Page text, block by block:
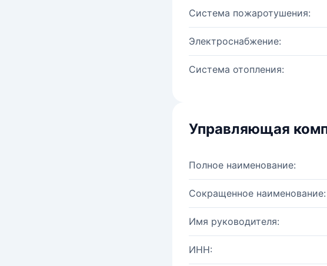
Система пожаротушения:
Электроснабжение:
Система отопления:
Управляющая
Полное наименование:
Сокращенное наименование:
Имя руководителя:
ИНН: